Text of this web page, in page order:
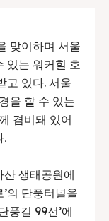
맞이하며 서울
있는 워커힐 호
고 있다. 서울
을 할 수 있는
겸비돼 있어
.
생태공원에
의 단풍터널을
풍길 99선’에